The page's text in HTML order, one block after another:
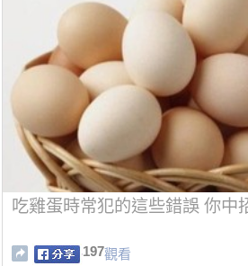
吃雞蛋時常犯的這些錯誤 你中
197觀看